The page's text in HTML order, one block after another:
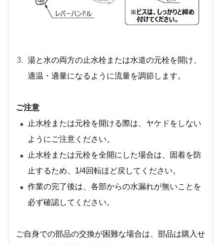
湯と水の両方の止水栓または水道の元栓を開け、
適温・適量になるように流量を調節します。
ご注意
止水栓または元栓を開ける際は、ヤケドをしない
ようにご注意ください。
止水栓または元栓を全開にした場合は、固着を防
止するため、1/4回転ほど戻してください。
作業の完了後は、各部からの水漏れが無いことを
必ず確認してください。
ご自身での部品の交換が困難な場合は、部品は購入せ